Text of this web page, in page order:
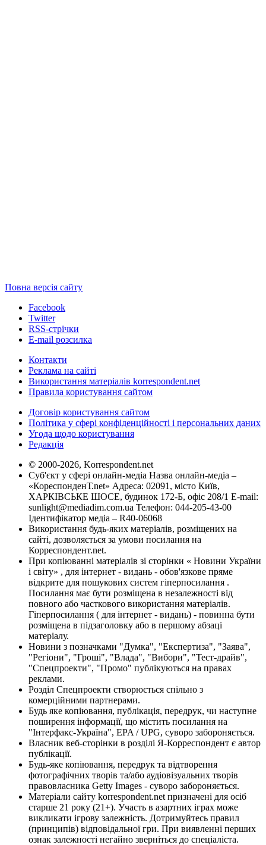
Повна версія сайту
Facebook
Twitter
RSS-стрічки
E-mail розсилка
Контакти
Реклама на сайті
Використання матеріалів korrespondent.net
Правила користування сайтом
Договір користування сайтом
Політика у сфері конфіденційності і персональних даних
Угода щодо користування
Редакція
© 2000-2026, Korrespondent.net
Суб'єкт у сфері онлайн-медіа Назва онлайн-медіа –
«КореспонденТ.net» Адреса: 02091, місто Київ,
ХАРКІВСЬКЕ ШОСЕ, будинок 172-Б, офіс 208/1 E-mail:
sunlight@mediadim.com.ua Телефон: 044-205-43-00
Ідентифікатор медіа – R40-06068
Використання будь-яких матеріалів, розміщених на
сайті, дозволяється за умови посилання на
Корреспондент.net.
При копіюванні матеріалів зі сторінки « Новини України
і світу» , для інтернет - видань - обов'язкове пряме
відкрите для пошукових систем гіперпосилання .
Посилання має бути розміщена в незалежності від
повного або часткового використання матеріалів.
Гіперпосилання ( для інтернет - видань) - повинна бути
розміщена в підзаголовку або в першому абзаці
матеріалу.
Новини з позначками "Думка", "Експертиза", "Заява",
"Регіони", "Гроші", "Влада", "Вибори", "Тест-драйв",
"Спецпроекти", "Промо" публікуються на правах
реклами.
Розділ Спецпроекти створюється спільно з
комерційними партнерами.
Будь яке копіювання, публікація, передрук, чи наступне
поширення інформації, що містить посилання на
"Інтерфакс-Україна", EPA / UPG, суворо забороняється.
Власник веб-сторінки в розділі Я-Корреспондент є автор
публікації.
Будь-яке копіювання, передрук та відтворення
фотографічних творів та/або аудіовізуальних творів
правовласника Getty Images - суворо забороняється.
Матеріали сайту korrespondent.net призначені для осіб
старше 21 року (21+). Участь в азартних іграх може
викликати ігрову залежність. Дотримуйтесь правил
(принципів) відповідальної гри. При виявленні перших
ознак залежності негайно зверніться до спеціаліста.